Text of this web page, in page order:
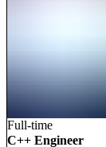
Full-time
C++ Engineer